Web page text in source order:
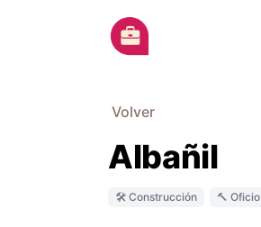
Volver
Albañil
🛠 Construcción 🔨 Oficio